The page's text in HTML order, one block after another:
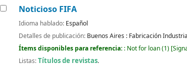
Noticioso FIFA
Idioma hablado: Español
Detalles de publicación: Buenos Aires : Fabricación
Ítems disponibles para referencia: : Not for loan(1)
Listas:Títulos de revistas.